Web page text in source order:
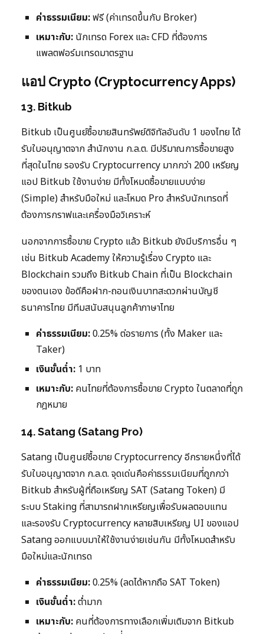
ค่าธรรมเนียม:ฟรี (ค่าเทรดขึ้นกับ Broker)
เหมาะกับ: นักเทรด Forex และ CFD ที่ต้องการ
แพลตฟอร์มเทรดมาตรฐาน
แอป Crypto (Cryptocurrency Apps)
13. Bitkub
Bitkub เป็นศูนย์ซื้อขายสินทรัพย์ดิจิทัลอันดับ 1 ของไทย ได้
รับใบอนุญาตจาก สำนักงาน ก.ล.ต. มีปริมาณการซื้อขายสูง
ที่สุดในไทย รองรับ Cryptocurrency มากกว่า 200 เหรียญ
แอป Bitkub ใช้งานง่าย มีทั้งโหมดซื้อขายแบบง่าย
(Simple) สำหรับมือใหม่ และโหมด Pro สำหรับนักเทรดที่
ต้องการกราฟและเครื่องมือวิเคราะห์
นอกจากการซื้อขาย Crypto แล้ว Bitkub ยังมีบริการอื่น ๆ
เช่น Bitkub Academy ให้ความรู้เรื่อง Crypto และ
Blockchain รวมถึง Bitkub Chain ที่เป็น Blockchain
ของตนเอง ข้อดีคือฝาก-ถอนเงินบาทสะดวกผ่านบัญชี
ธนาคารไทย มีทีมสนับสนุนลูกค้าภาษาไทย
ค่าธรรมเนียม:0.25% ต่อรายการ (ทั้ง Maker และ
Taker)
เงินขั้นต่ำ: 1 บาท
เหมาะกับ: คนไทยที่ต้องการซื้อขาย Crypto ในตลาดที่ถูก
กฎหมาย
14. Satang (Satang Pro)
Satang เป็นศูนย์ซื้อขาย Cryptocurrency อีกรายหนึ่งที่ได้
รับใบอนุญาตจาก ก.ล.ต. จุดเด่นคือค่าธรรมเนียมที่ถูกกว่า
Bitkub สำหรับผู้ที่ถือเหรียญ SAT (Satang Token) มี
ระบบ Staking ที่สามารถฝากเหรียญเพื่อรับผลตอบแทน
และรองรับ Cryptocurrency หลายสิบเหรียญ UI ของแอป
Satang ออกแบบมาให้ใช้งานง่ายเช่นกัน มีทั้งโหมดสำหรับ
มือใหม่และนักเทรด
ค่าธรรมเนียม:0.25% (ลดได้หากถือ SAT Token)
เงินขั้นต่ำ:ต่ำมาก
เหมาะกับ: คนที่ต้องการทางเลือกเพิ่มเติมจาก Bitkub